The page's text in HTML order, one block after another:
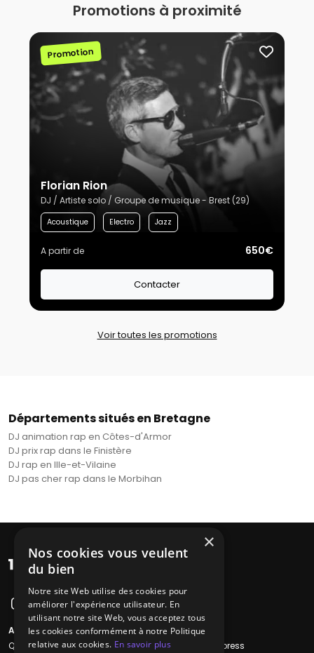
Promotions à proximité
Promotion
Florian Rion
DJ / Artiste solo / Groupe de musique - Brest (29)
Acoustique Electro Jazz
A partir de 650€
Contacter
Voir toutes les promotions
Départements situés en Bretagne
DJ animation rap en Côtes-d'Armor
DJ prix rap dans le Finistère
DJ rap en Ille-et-Vilaine
DJ pas cher rap dans le Morbihan
A propos
Qui sommes-nous ?
Liens utiles
Recherche Express
×
Nos cookies vous veulent
du bien
Notre site Web utilise des cookies pour
améliorer l'expérience utilisateur. En
utilisant notre site Web, vous acceptez tous
les cookies conformément à notre Politique
relative aux cookies. En savoir plus